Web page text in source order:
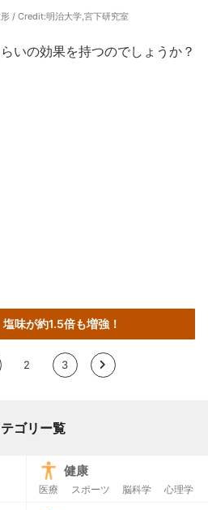
/ Credit:明治大学,宮下研究室
いの効果を持つのでしょうか？
塩味が約1.5倍も増強！
2 3 >
ゴリー覧
健康
医療 スポーツ 脳科学 心理学